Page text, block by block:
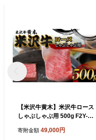
【米沢牛黄木】米沢牛ロース
しゃぶしゃぶ用 500g F2Y-60
寄附金額 49,000円